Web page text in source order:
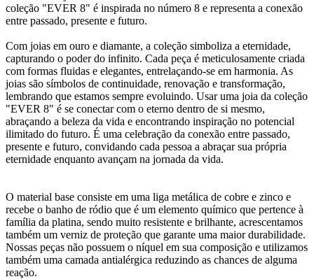
coleção "EVER 8" é inspirada no número 8 e representa a conexão
entre passado, presente e futuro.
Com joias em ouro e diamante, a coleção simboliza a eternidade,
capturando o poder do infinito. Cada peça é meticulosamente criada
com formas fluidas e elegantes, entrelaçando-se em harmonia. As
joias são símbolos de continuidade, renovação e transformação,
lembrando que estamos sempre evoluindo. Usar uma joia da coleção
"EVER 8" é se conectar com o eterno dentro de si mesmo,
abraçando a beleza da vida e encontrando inspiração no potencial
ilimitado do futuro. É uma celebração da conexão entre passado,
presente e futuro, convidando cada pessoa a abraçar sua própria
eternidade enquanto avançam na jornada da vida.
O material base consiste em uma liga metálica de cobre e zinco e
recebe o banho de ródio que é um elemento químico que pertence à
família da platina, sendo muito resistente e brilhante, acrescentamos
também um verniz de proteção que garante uma maior durabilidade.
Nossas peças não possuem o níquel em sua composição e utilizamos
também uma camada antialérgica reduzindo as chances de alguma
reação.